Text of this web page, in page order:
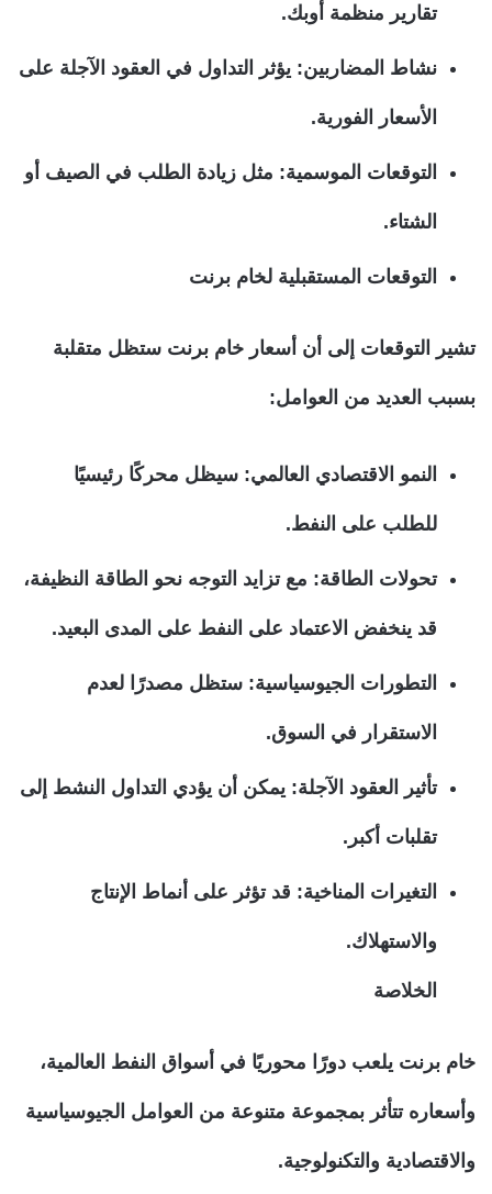
تقارير منظمة أوبك.
نشاط المضاربين: يؤثر التداول في العقود الآجلة على
الأسعار الفورية.
التوقعات الموسمية: مثل زيادة الطلب في الصيف أو
الشتاء.
التوقعات المستقبلية لخام برنت
تشير التوقعات إلى أن أسعار خام برنت ستظل متقلبة
بسبب العديد من العوامل:
النمو الاقتصادي العالمي: سيظل محركًا رئيسيًا
للطلب على النفط.
تحولات الطاقة: مع تزايد التوجه نحو الطاقة النظيفة،
قد ينخفض الاعتماد على النفط على المدى البعيد.
التطورات الجيوسياسية: ستظل مصدرًا لعدم
الاستقرار في السوق.
تأثير العقود الآجلة: يمكن أن يؤدي التداول النشط إلى
تقلبات أكبر.
التغيرات المناخية: قد تؤثر على أنماط الإنتاج
والاستهلاك.
الخلاصة
خام برنت يلعب دورًا محوريًا في أسواق النفط العالمية،
وأسعاره تتأثر بمجموعة متنوعة من العوامل الجيوسياسية
والاقتصادية والتكنولوجية.